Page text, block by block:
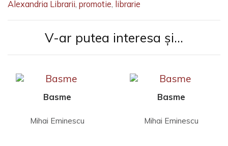
Alexandria Librarii, promotie, librarie
V-ar putea interesa și...
Basme
Mihai Eminescu
Basme
Mihai Eminescu